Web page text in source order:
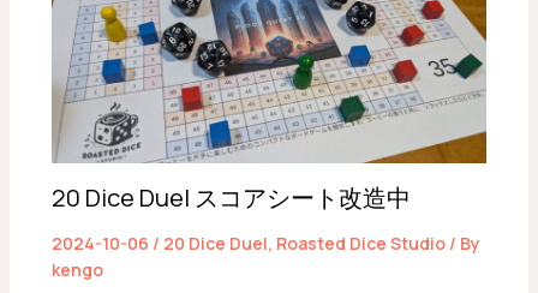
20 Dice Duel スコアシート改造中
2024-10-06 / 20 Dice Duel, Roasted Dice Studio/ By
kengo